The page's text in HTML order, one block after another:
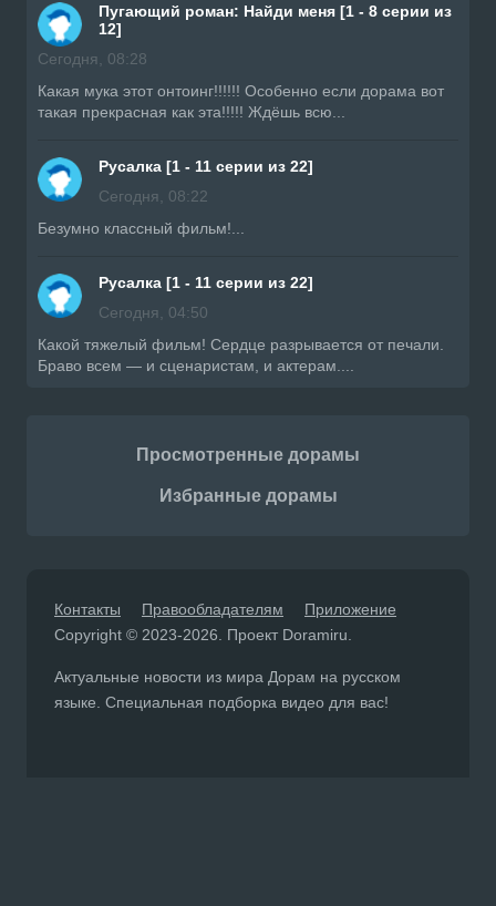
Пугающий роман: Найди меня [1 - 8 серии из
12]
Сегодня, 08:28
Какая мука этот онтоинг!!!!!! Особенно если дорама вот
такая прекрасная как эта!!!!! Ждёшь всю...
Русалка [1 - 11 серии из 22]
Сегодня, 08:22
Безумно классный фильм!...
Русалка [1 - 11 серии из 22]
Сегодня, 04:50
Какой тяжелый фильм! Сердце разрывается от печали.
Браво всем — и сценаристам, и актерам....
Просмотренные дорамы
Избранные дорамы
Контакты Правообладателям
Приложение
Copyright © 2023-2026. Проект Doramiru.
Актуальные новости из мира Дорам на русском
языке. Специальная подборка видео для вас!